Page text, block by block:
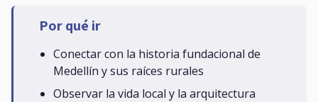
Por qué ir
Conectar con la historia fundacional de
Medellín y sus raíces rurales
Observar la vida local y la arquitectura